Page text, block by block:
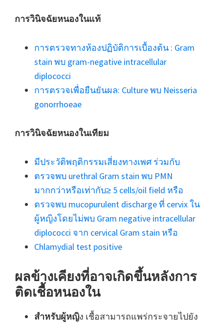
การวินิจฉัยหนองในแท้
การตรวจทางห้องปฏิบัติการเบื้องต้น : Gram
stain พบ gram-negative intracellular
diplococci
การตรวจเพื่อยืนยันผล: Culture พบ Neisseria
gonorrhoeae
การวินิจฉัยหนองในเทียม
มีประวัติพฤติกรรมเสี่ยงทางเพศ ร่วมกับ
ตรวจพบ urethral Gram stain พบ PMN
มากกว่าหรือเท่ากับ≥ 5 cells/oil field หรือ
ตรวจพบ mucopurulent discharge ที่ cervix ใน
ผู้หญิงโดยไม่พบ Gram negative intracellular
diplococci จาก cervical Gram stain หรือ
Chlamydial test positive
ผลข้างเคียงที่อาจเกิดขึ้นหลังการ
ติดเชื้อหนองใน
สำหรับผู้หญิง เชื้อสามารถแพร่กระจายไปยัง